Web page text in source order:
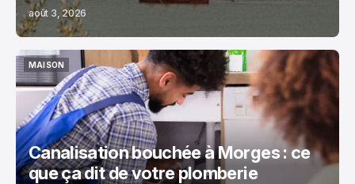
août 3, 2026
MAISON
MAISON
Canalisation bouchée à Morges : ce
que ça dit de votre plomberie